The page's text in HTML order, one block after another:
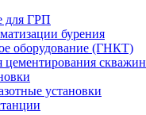
для ГРП
бурения
оборудование (ГНКТ)
цементирования скважин
установки